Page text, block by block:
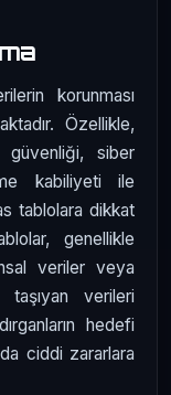
korunması
Özellikle,
güvenliği, siber
kabiliyeti ile
tablolara dikkat
genellikle
veriler veya
verileri
hedefi
ciddi zararlara